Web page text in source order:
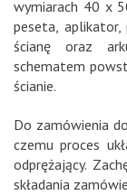
wymiarach 40 x
peseta,
ścianę oraz
schematem
ścianie.
Do zamówienia
czemu proces
odprężający.
składania